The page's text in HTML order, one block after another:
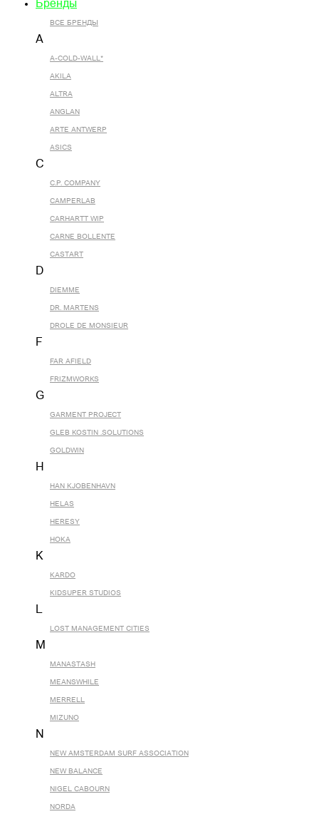
Бренды
ВСЕ БРЕНДЫ
A
A-COLD-WALL*
AKILA
ALTRA
ANGLAN
ARTE ANTWERP
ASICS
C
C.P. COMPANY
CAMPERLAB
CARHARTT WIP
CARNE BOLLENTE
CASTART
D
DIEMME
DR. MARTENS
DROLE DE MONSIEUR
F
FAR AFIELD
FRIZMWORKS
G
GARMENT PROJECT
GLEB KOSTIN .SOLUTIONS
GOLDWIN
H
HAN KJOBENHAVN
HELAS
HERESY
HOKA
K
KARDO
KIDSUPER STUDIOS
L
LOST MANAGEMENT CITIES
M
MANASTASH
MEANSWHILE
MERRELL
MIZUNO
N
NEW AMSTERDAM SURF ASSOCIATION
NEW BALANCE
NIGEL CABOURN
NORDA